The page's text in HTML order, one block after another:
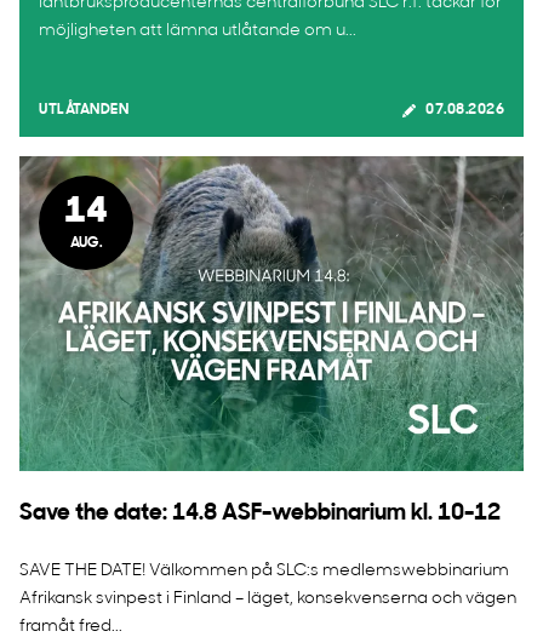
möjligheten att lämna utlåtande om u...
UTLÅTANDEN 07.08.2026
14
AUG.
Save the date: 14.8 ASF-webbinarium kl. 10-12
SAVE THE DATE! Välkommen på SLC:s medlemswebbinarium
Afrikansk svinpest i Finland – läget, konsekvenserna och vägen
framåt fred...